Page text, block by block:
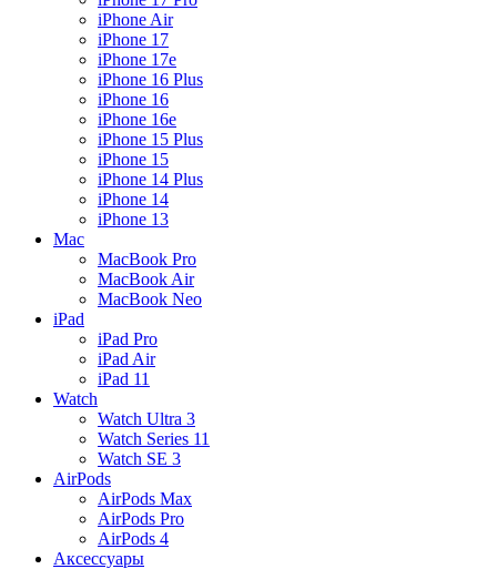
iPhone Air
iPhone 17
iPhone 17e
iPhone 16 Plus
iPhone 16
iPhone 16e
iPhone 15 Plus
iPhone 15
iPhone 14 Plus
iPhone 14
iPhone 13
Mac
MacBook Pro
MacBook Air
MacBook Neo
iPad
iPad Pro
iPad Air
iPad 11
Watch
Watch Ultra 3
Watch Series 11
Watch SE 3
AirPods
AirPods Max
AirPods Pro
AirPods 4
Аксессуары